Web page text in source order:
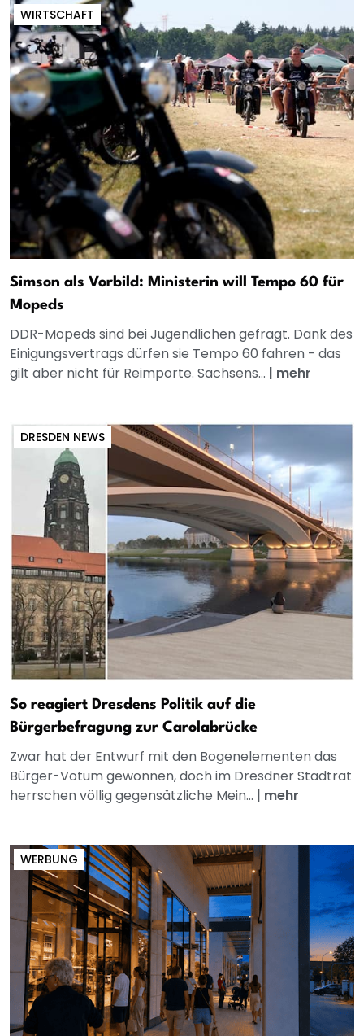
WIRTSCHAFT
Simson als Vorbild: Ministerin will Tempo 60 für
Mopeds
DDR-Mopeds sind bei Jugendlichen gefragt. Dank des
Einigungsvertrags dürfen sie Tempo 60 fahren - das
gilt aber nicht für Reimporte. Sachsens... | mehr
DRESDEN NEWS
So reagiert Dresdens Politik auf die
Bürgerbefragung zur Carolabrücke
Zwar hat der Entwurf mit den Bogenelementen das
Bürger-Votum gewonnen, doch im Dresdner Stadtrat
herrschen völlig gegensätzliche Mein... | mehr
WERBUNG